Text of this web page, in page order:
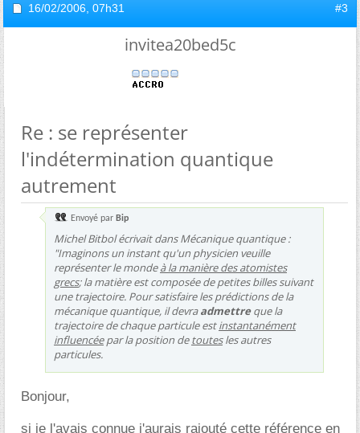
16/02/2006, 07h31 #3
invitea20bed5c
Re : se représenter
l'indétermination quantique
autrement
Envoyé par Bip
Michel Bitbol écrivait dansMécanique quantique:
"Imaginons un instant qu'un physicien veuille
représenter le mondeà la manière des atomistes
grecs; la matière est composée de petites billes suivant
une trajectoire. Pour satisfaire les prédictions de la
mécanique quantique, il devraadmettreque la
trajectoire de chaque particule estinstantanément
influencéepar la position detoutesles autres
particules.
Bonjour,
si je l'avais connue j'aurais rajouté cette référence en